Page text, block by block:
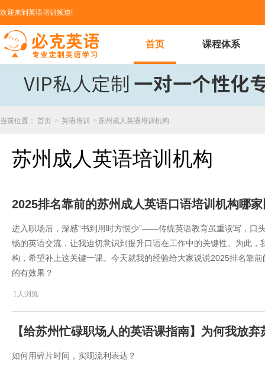
欢迎来到英语培训频道!
首页 课程体系
当前位置： 首页 > 英语培训 > 苏州成人英语培训机构
苏州成人英语培训机构
2025排名靠前的苏州成人英语口语培训机构哪
进入职场后，深感“书到用时方恨少”——传统英语教育虽重读写，口
畅的英语交流，让我迫切意识到提升口语在工作中的关键性。为此
构，希望补上这关键一课。今天就我的经验给大家说说​2025排名靠
的有效果？
1人浏览
【给苏州忙碌职场人的英语课指南】为何我放
如何用碎片时间，实现流利表达？